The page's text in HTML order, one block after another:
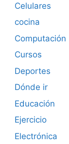
Celulares
cocina
Computación
Cursos
Deportes
Dónde ir
Educación
Ejercicio
Electrónica